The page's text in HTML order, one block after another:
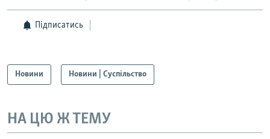
Підписатись
Новини Новини | Суспільство
НА ЦЮ Ж ТЕМУ